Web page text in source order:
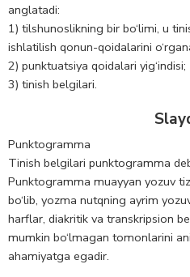
anglatadi:
1) tilshunoslikning bir bo‘limi, u
ishlatilish qonun-qoidalarini
2) punktuatsiya qoidalari yig‘indisi;
3) tinish belgilari.
Punktogramma
Tinish belgilari punktogramma
Punktogramma muayyan yozuv
bo‘lib, yozma nutqning ayrim
harflar, diakritik va transkripsion
mumkin bo‘lmagan tomonlarini
ahamiyatga egadir.